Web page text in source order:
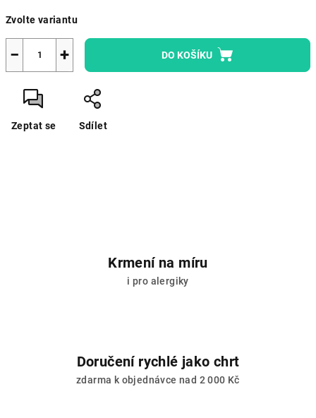
cena:
Zvolte variantu
+
− DO KOŠÍKU
Zeptat se Sdílet
Krmení na míru
i pro alergiky
Doručení rychlé jako chrt
zdarma k objednávce nad 2 000 Kč